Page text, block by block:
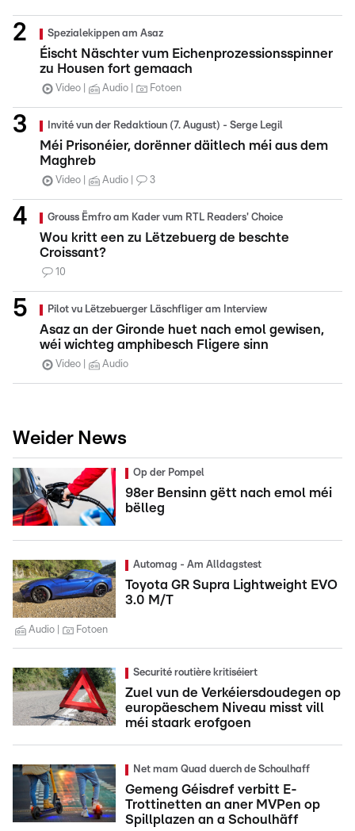
Spezialekippen am Asaz
Éischt Näschter vum Eichenprozessionsspinner
zu Housen fort gemaach
Video Audio Fotoen
Invité vun der Redaktioun (7. August) - Serge Legil
Méi Prisonéier, dorënner däitlech méi aus dem
Maghreb
Video Audio 3
Grouss Ëmfro am Kader vum RTL Readers' Choice
Wou kritt een zu Lëtzebuerg de beschte
Croissant?
10
Pilot vu Lëtzebuerger Läschfliger am Interview
Asaz an der Gironde huet nach emol gewisen,
wéi wichteg amphibesch Fligere sinn
Video Audio
Weider News
Op der Pompel
98er Bensinn gëtt nach emol méi
bëlleg
Automag - Am Alldagstest
Toyota GR Supra Lightweight EVO
3.0 M/T
Audio Fotoen
Securité routière kritiséiert
Zuel vun de Verkéiersdoudegen op
europäeschem Niveau misst vill
méi staark erofgoen
Net mam Quad duerch de Schoulhaff
Gemeng Géisdref verbitt E-
Trottinetten an aner MVPen op
Spillplazen an a Schoulhäff